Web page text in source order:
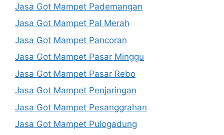
Jasa Got Mampet Pademangan
Jasa Got Mampet Pal Merah
Jasa Got Mampet Pancoran
Jasa Got Mampet Pasar Minggu
Jasa Got Mampet Pasar Rebo
Jasa Got Mampet Penjaringan
Jasa Got Mampet Pesanggrahan
Jasa Got Mampet Pulogadung